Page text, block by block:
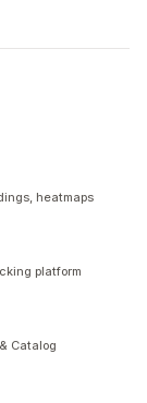
heatmaps
platform
Catalog